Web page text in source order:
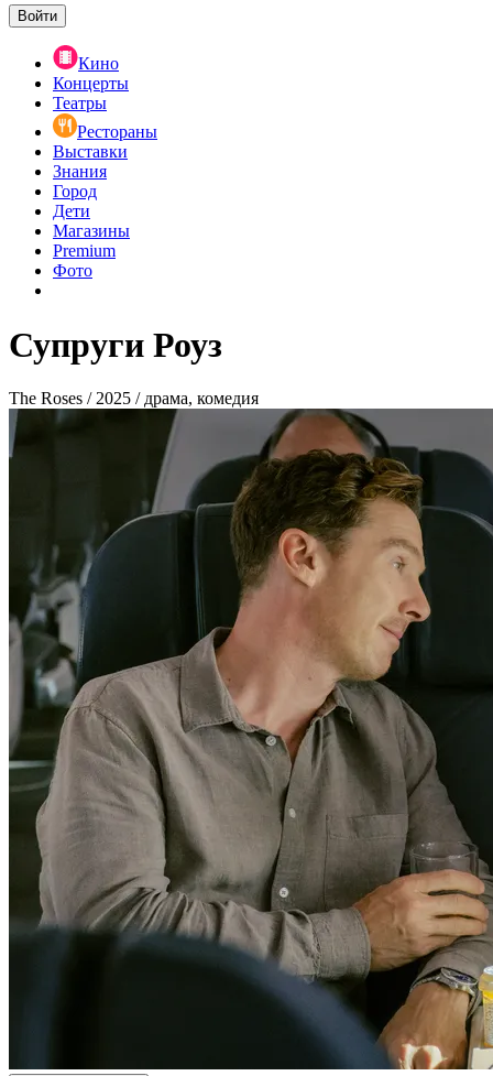
Войти
Кино
Концерты
Театры
Рестораны
Выставки
Знания
Город
Дети
Магазины
Premium
Фото
Супруги Роуз
The Roses / 2025 / драма, комедия